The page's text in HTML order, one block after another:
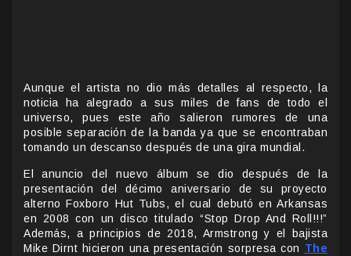
Aunque el artista no dio más detalles al respecto, la
noticia ha alegrado a sus miles de fans de todo el
universo, pues este año salieron rumores de una
posible separación de la banda ya que se encontraban
tomando un descanso después de una gira mundial.
El anuncio del nuevo álbum se dio después de la
presentación del décimo aniversario de su proyecto
alterno Foxboro Hut Tubs, el cual debutó en Arkansas
en 2008 con un disco titulado “Stop Drop And Roll!!!”
Además, a principios de 2018, Armstrong y el bajista
Mike Dirnt hicieron una presentación sorpresa con The